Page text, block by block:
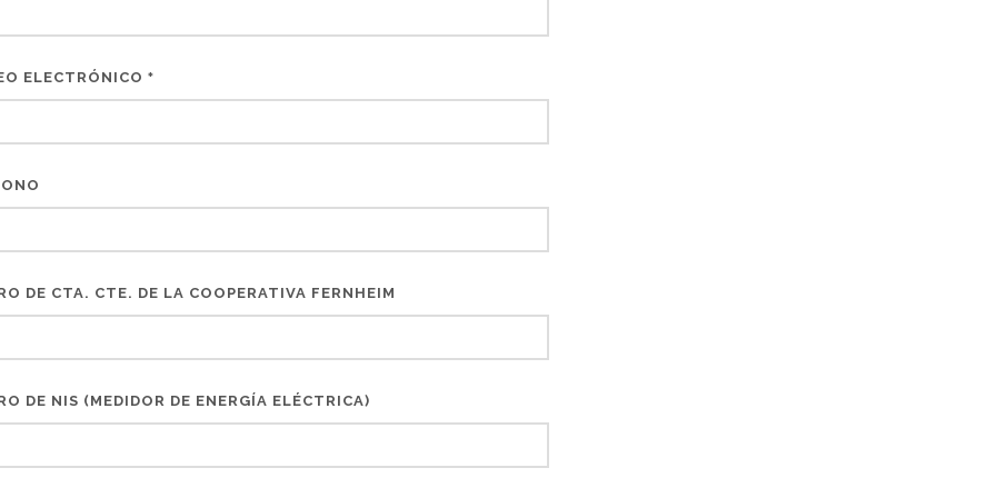
ELECTRÓNICO *
DE CTA. CTE. DE LA COOPERATIVA FERNHEIM
DE NIS (MEDIDOR DE ENERGÍA ELÉCTRICA)